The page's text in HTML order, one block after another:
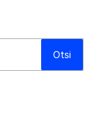
Otsi